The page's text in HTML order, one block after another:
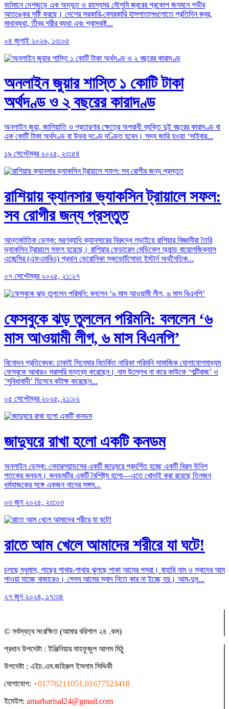
বর্তমানে দেশজুড়ে এক অদ্ভুত ও রহস্যময় মৌসুমি জ্বরের প্রকোপ জনমনে গভীর
আতঙ্কের সৃষ্টি করছে। দেশের সরকারি-বেসরকারি হাসপাতালগুলোতে প্রতিদিন জ্বর,
মাথাব্যথা, তীব্র শরীর ব্যথা এবং শ্বাসকষ্ট...
০৪ জুলাই ২০২৬, ১৩:০৫
অনলাইন জুয়ার শাস্তি ১ কোটি টাকা
অর্থদণ্ড ও ২ বছরের কারাদণ্ড
অনলাইন জুয়া, জালিয়াতি ও প্রতারণার ক্ষেত্রে অপরাধী ব্যক্তি দুই বছরের কারাদণ্ড বা
এক কোটি টাকা অর্থদণ্ড বা উভয় দণ্ডে দণ্ডিত হবেন। সদ্য জারি হওয়া ‘সাইবার...
১৯ সেপ্টেম্বর ২০২৫, ২৩:৫৪
রাশিয়ায় ক্যানসার ভ্যাকসিন ট্রায়ালে সফল:
সব রোগীর জন্য প্রস্তুত
আন্তর্জাতিক ডেস্ক: মরণব্যাধি ক্যানসারের বিরুদ্ধে লড়াইয়ে রাশিয়ার বিজ্ঞানীরা তৈরি
ভ্যাকসিন ট্রায়ালে সফল হয়েছে। রাশিয়ার ফেডারেল মেডিকেল অ্যান্ড বায়োলজিক্যাল
এজেন্সির (এফএমবিএ) প্রধান ভেরোনিকা স্কভোর্টসোভা ইস্টার্ন অর্থনৈতিক...
০৭ সেপ্টেম্বর ২০২৫, ২১:২৭
ফেসবুকে ঝড় তুললেন পরিমনি: বললেন ‘৬
মাস আওয়ামী লীগ, ৬ মাস বিএনপি’
বিনোদন প্রতিবেদক: ঢাকাই সিনেমার বিতর্কিত নায়িকা পরিমনি সামাজিক যোগাযোগমাধ্যম
ফেসবুকে আবারও সরাসরি মন্তব্য করেছেন। নাম উল্লেখ না করে কাউকে ‘পল্টিবাজ’ ও
‘সুবিধাবাদী’ হিসেবে কটাক্ষ করেছেন...
০৫ সেপ্টেম্বর ২০২৫, ২১:০২
জাদুঘরে রাখা হলো একটি কনডম
অনলাইন ডেস্ক: নেদারল্যান্ডসের একটি জাদুঘরে প্রদর্শিত হচ্ছে একটি বিরল উনিশ
শতকের কনডম। কনডমটির একটি বৈশিষ্ট্য হলো—এতে খোদাই করা রয়েছে তিনজন
ধর্মযাজকের সঙ্গে একজন নানের সঙ্গম...
০৩ জুন ২০২৫, ২৩:০৩
রাতে আম খেলে আমাদের শরীরে যা ঘটে!
চলছে মধুমাস, গাছের শাখায়-শাখায় ঝুলছে পাকা আমের পসরা। বাহারি নাম ও স্বাদের আম
পাওয়া যাচ্ছে বাজারেও। সেসব আমের স্বাদ নিতে কার না ইচ্ছে হয়। আম-দুধ...
২৭ জুন ২০২৪, ১৭:৩৪
© সর্বস্বত্ব সংরক্ষিত (আমার বরিশাল ২৪ .কম)
প্রধান ‍উপদেষ্টা : ‍ইঞ্জিনিয়ার মাহফুজুল আলম মিঠু
উপদেষ্টা : এইচ.এম.জহিরুল ইসলাম সিদ্দিকী
যোগাযোগ: +01776211051,01677523418
ইমেইল: amarbarisal24@gmail.com